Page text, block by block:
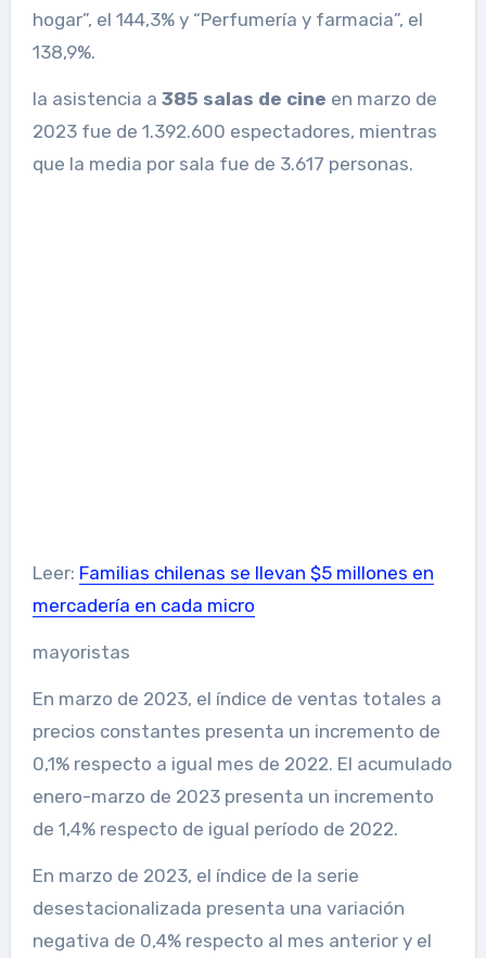
hogar”, el 144,3% y “Perfumería y farmacia”, el
138,9%.
la asistencia a 385 salas de cine en marzo de
2023 fue de 1.392.600 espectadores, mientras
que la media por sala fue de 3.617 personas.
Leer: Familias chilenas se llevan $5 millones en
mercadería en cada micro
mayoristas
En marzo de 2023, el índice de ventas totales a
precios constantes presenta un incremento de
0,1% respecto a igual mes de 2022. El acumulado
enero-marzo de 2023 presenta un incremento
de 1,4% respecto de igual período de 2022.
En marzo de 2023, el índice de la serie
desestacionalizada presenta una variación
negativa de 0,4% respecto al mes anterior y el